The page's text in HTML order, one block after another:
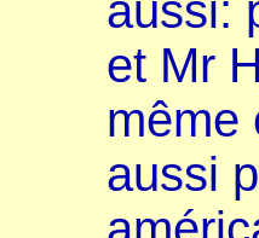
aussi:
et Mr
même
aussi